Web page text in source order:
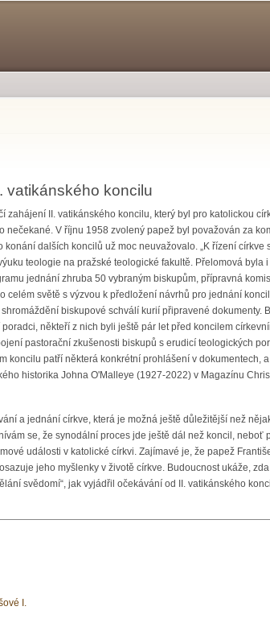
vatikánského koncilu
zahájení II. vatikánského koncilu, který byl pro katolickou
nečekané. V říjnu 1958 zvolený papež byl považován za
dalších koncilů už moc neuvažovalo. „K řízení
teologie na pražské teologické fakultě. Přelomová
jednání zhruba 50 vybraným biskupům, přípravná
celém světě s výzvou k předložení návrhů pro jednání
biskupové schválí kurií připravené
někteří z nich byli ještě pár let před koncilem
pastorační zkušenosti biskupů s erudicí teologických
koncilu patří některá konkrétní prohlášení v dokumentech,
historika Johna O'Malleye (1927-2022) v Magazínu
a jednání církve, která je možná ještě důležitější než
se, že synodální proces jde ještě dál než koncil,
události v katolické církvi. Zajímavé je, že papež
jeho myšlenky v životě církve. Budoucnost ukáže,
svědomí“, jak vyjádřil očekávání od II. vatikánského
I.